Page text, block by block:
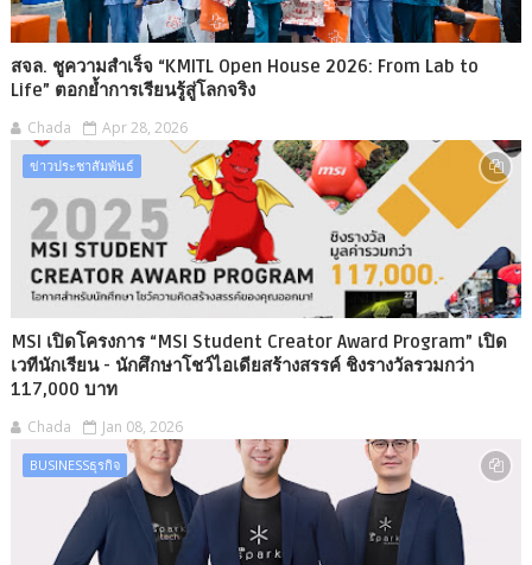
สจล. ชูความสำเร็จ “KMITL Open House 2026: From Lab to
Life” ตอกย้ำการเรียนรู้สู่โลกจริง
Chada Apr 28, 2026
ข่าวประชาสัมพันธ์
MSI เปิดโครงการ “MSI Student Creator Award Program” เปิด
เวทีนักเรียน - นักศึกษาโชว์ไอเดียสร้างสรรค์ ชิงรางวัลรวมกว่า
117,000 บาท
Chada Jan 08, 2026
BUSINESSธุรกิจ